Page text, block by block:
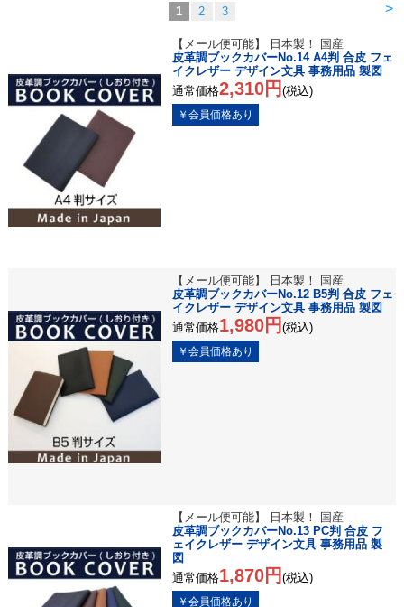
>
1 2 3
【メール便可能】 日本製！ 国産
皮革調ブックカバーNo.14 A4判 合皮 フェ
イクレザー デザイン文具 事務用品 製図
通常価格2,310円 (税込)
【メール便可能】 日本製！ 国産
皮革調ブックカバーNo.12 B5判 合皮 フェ
イクレザー デザイン文具 事務用品 製図
通常価格1,980円 (税込)
【メール便可能】 日本製！ 国産
皮革調ブックカバーNo.13 PC判 合皮 フ
ェイクレザー デザイン文具 事務用品 製
図
通常価格1,870円 (税込)